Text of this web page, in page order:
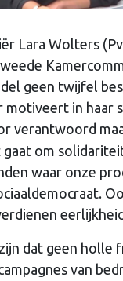
Lara Wolters
geen twijfel
motiveert in haar
verantwoord
om
waar onze
dat geen holle
van